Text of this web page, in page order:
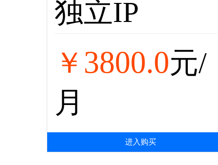
独立IP
￥ 3800.0元/
月
进入购买